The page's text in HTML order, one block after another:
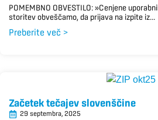
POMEMBNO OBVESTILO: »Cenjene
storitev obveščamo, da prijava na izpite iz...
Preberite več >
Začetek tečajev slovenščine
29 septembra, 2025